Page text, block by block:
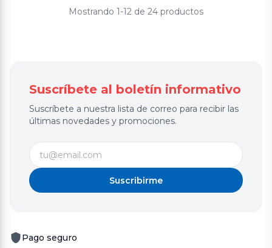
Mostrando 1-12 de 24 productos
Suscríbete al boletín informativo
Suscríbete a nuestra lista de correo para recibir las
últimas novedades y promociones.
Suscribirme
Pago seguro